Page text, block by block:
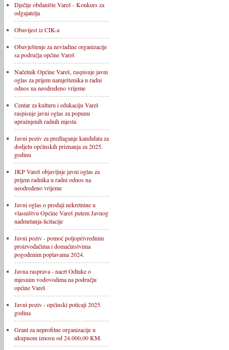
Dječije obdanište Vareš - Konkurs za
odgajatelja
Obavijest iz CIK-a
Obavještenje za nevladine organizacije
sa područja općine Vareš
Načelnik Općine Vareš, raspisuje javni
oglas za prijem namještenika u radni
odnos na neodređeno vrijeme
Centar za kulturu i edukaciju Vareš
raspisuje javni oglas za popunu
upražnjenih radnih mjesta
Javni poziv za predlaganje kandidata za
dodjelu općinskih priznanja za 2025.
godinu
JKP Vareš objavljuje javni oglas za
prijem radnika u radni odnos na
neodređeno vrijeme
Javni oglas o prodaji nekretnine u
vlasništvu Općine Vareš putem Javnog
nadmetanja-licitacije
Javni poziv - pomoć poljoprivrednim
proizvođačima i domaćinstvima
pogođenim poplavama 2024.
Javna rasprava - nacrt Odluke o
mjesnim vodovodima na području
općine Vareš
Javni poziv - općinski poticaji 2025.
godina
Grant za neprofitne organizacije u
ukupnom iznosu od 24.000,00 KM.